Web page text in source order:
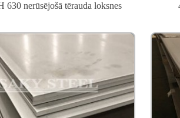
630 nerūsējošā tērauda loksnes